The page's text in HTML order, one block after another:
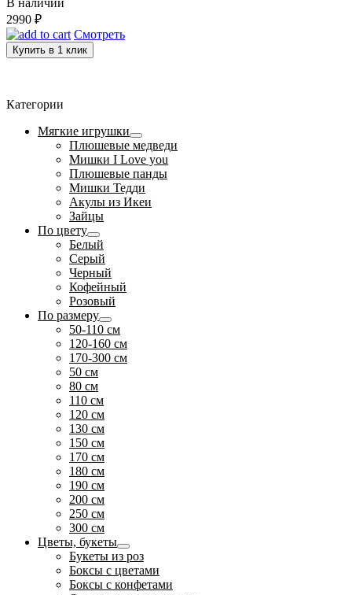
2990 ₽
Смотреть
Купить в 1 клик
Категории
Мягкие игрушки
Плюшевые медведи
Мишки I Love you
Плюшевые панды
Мишки Тедди
Акулы из Икеи
Зайцы
По цвету
Белый
Серый
Черный
Кофейный
Розовый
По размеру
50-110 см
120-160 см
170-300 см
50 см
80 см
110 см
120 см
130 см
150 см
170 см
180 см
190 см
200 см
250 см
300 см
Цветы, букеты
Букеты из роз
Боксы с цветами
Боксы с конфетами